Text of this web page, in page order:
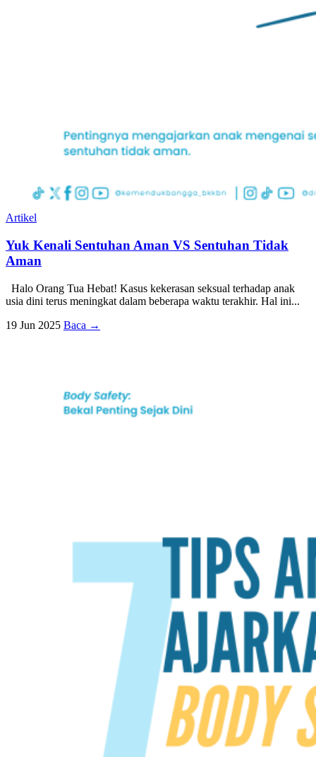
Artikel
Yuk Kenali Sentuhan Aman VS Sentuhan Tidak
Aman
Halo Orang Tua Hebat! Kasus kekerasan seksual terhadap anak
usia dini terus meningkat dalam beberapa waktu terakhir. Hal ini...
19 Jun 2025 Baca →